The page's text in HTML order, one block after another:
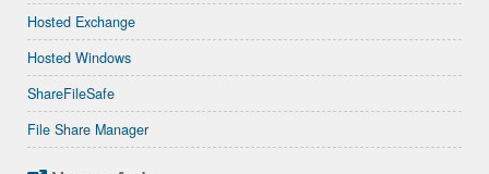
Hosted Exchange
Hosted Windows
ShareFileSafe
File Share Manager